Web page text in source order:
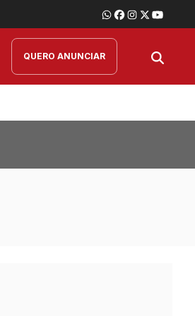
QUERO ANUNCIAR